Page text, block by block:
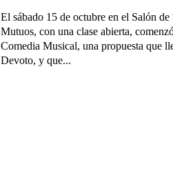
El sábado 15 de octubre en el Salón
Mutuos, con una clase abierta,
Comedia Musical, una propuesta que
Devoto, y que...